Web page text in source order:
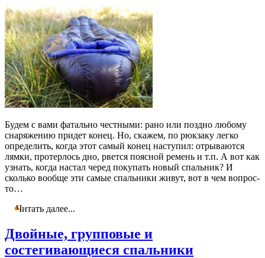
Будем с вами фатально честными: рано или поздно любому
снаряжению придет конец. Но, скажем, по рюкзаку легко
определить, когда этот самый конец наступил: отрываются
лямки, протерлось дно, рвется поясной ремень и т.п. А вот как
узнать, когда настал черед покупать новый спальник? И
сколько вообще эти самые спальники живут, вот в чем вопрос-
то…
Читать далее...
Двойные, групповые и
состегивающиеся спальники